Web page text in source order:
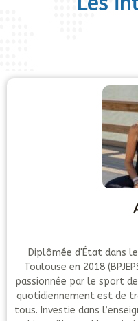
Diplômée d'État dans
Toulouse en 2018
passionnée par le sport
quotidiennement est de
tous. Investie dans